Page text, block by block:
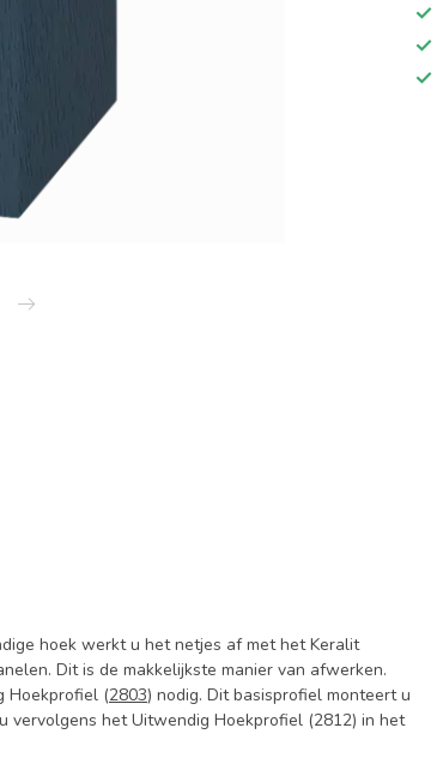
hoek werkt u het netjes af met het Keralit
Dit is de makkelijkste manier van afwerken.
Hoekprofiel (2803) nodig. Dit basisprofiel monteert u
vervolgens het Uitwendig Hoekprofiel (2812) in het